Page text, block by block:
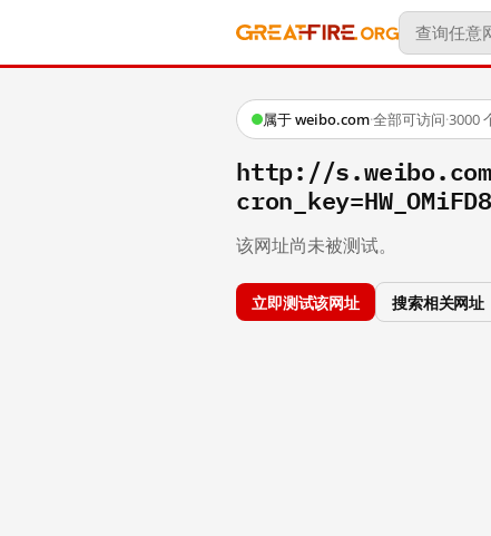
属于 weibo.com·全部可访问·3000
http://
该网址尚未被测试。
立即测试该网址 搜索相关网址